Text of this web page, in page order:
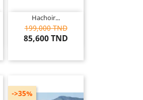
Hachoir...
199,000 TND
85,600 TND
->35%